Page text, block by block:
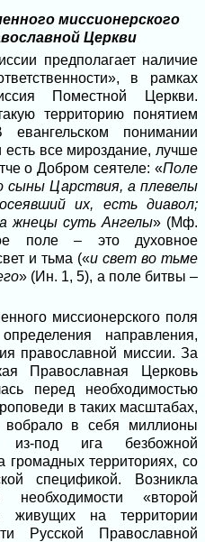
миссионерского
Церкви
предполагает наличие
в рамках
Поместной Церкви.
территорию понятием
понимании
все мироздание, лучше
о Добром сеятеле: «Поле
сыны Царствия, а плевелы
их, есть диавол;
жнецы суть Ангелы» (Мф.
поле – это духовное
и тьма («и свет во тьме
» (Ин. 1, 5), а поле битвы –
миссионерского поля
направления,
православной миссии. За
Православная Церковь
перед необходимостью
в таких масштабах,
вобрало в себя миллионы
из-под ига безбожной
территориях, со
спецификой. Возникла
необходимости «второй
живущих на территории
Русской Православной